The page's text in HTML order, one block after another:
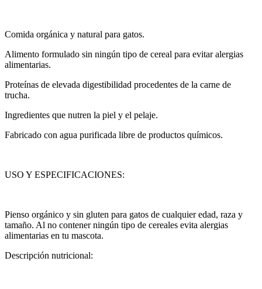
Comida orgánica y natural para gatos.
Alimento formulado sin ningún tipo de cereal para evitar alergias
alimentarias.
Proteínas de elevada digestibilidad procedentes de la carne de
trucha.
Ingredientes que nutren la piel y el pelaje.
Fabricado con agua purificada libre de productos químicos.
USO Y ESPECIFICACIONES:
Pienso orgánico y sin gluten para gatos de cualquier edad, raza y
tamaño. Al no contener ningún tipo de cereales evita alergias
alimentarias en tu mascota.
Descripción nutricional: